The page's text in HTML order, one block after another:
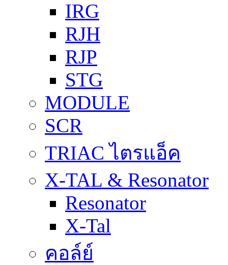
IRG
RJH
RJP
STG
MODULE
SCR
TRIAC ไตรแอ็ค
X-TAL & Resonator
Resonator
X-Tal
คอล์ย์